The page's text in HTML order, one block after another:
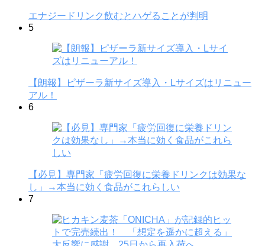
エナジードリンク飲むとハゲることが判明
5
【朗報】ピザーラ新サイズ導入・Lサイズはリニュー
アル！
6
【必見】専門家「疲労回復に栄養ドリンクは効果な
し」→本当に効く食品がこれらしい
7